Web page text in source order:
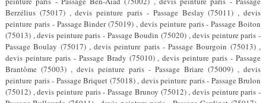
Berzélius (75017) , devis peinture paris - Passage Beslay (75011) , devis
peinture paris - Passage Binder (75019) , devis peinture paris - Passage Boiton
(75013) , devis peinture paris - Passage Boudin (75020) , devis peinture paris -
Passage Boulay (75017) , devis peinture paris - Passage Bourgoin (75013) ,
devis peinture paris - Passage Brady (75010) , devis peinture paris - Passage
Brantôme (75003) , devis peinture paris - Passage Briare (75009) , devis
peinture paris - Passage Briquet (75018) , devis peinture paris - Passage Brulon
(75012) , devis peinture paris - Passage Brunoy (75012) , devis peinture paris -